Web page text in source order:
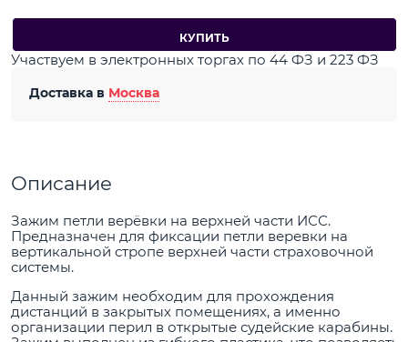
КУПИТЬ
Участвуем в электронных торгах по 44 ФЗ и 223 ФЗ
Доставка в Москва
Описание
Зажим петли верёвки на верхней части ИСС.
Предназначен для фиксации петли веревки на
вертикальной стропе верхней части страховочной
системы.
Данный зажим необходим для прохождения
дистанций в закрытых помещениях, а именно
организации перил в открытые судейские карабины.